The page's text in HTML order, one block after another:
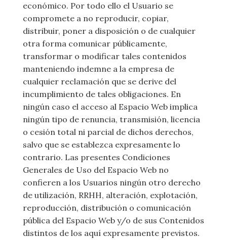
económico. Por todo ello el Usuario se
compromete a no reproducir, copiar,
distribuir, poner a disposición o de cualquier
otra forma comunicar públicamente,
transformar o modificar tales contenidos
manteniendo indemne a la empresa de
cualquier reclamación que se derive del
incumplimiento de tales obligaciones. En
ningún caso el acceso al Espacio Web implica
ningún tipo de renuncia, transmisión, licencia
o cesión total ni parcial de dichos derechos,
salvo que se establezca expresamente lo
contrario. Las presentes Condiciones
Generales de Uso del Espacio Web no
confieren a los Usuarios ningún otro derecho
de utilización, RRHH, alteración, explotación,
reproducción, distribución o comunicación
pública del Espacio Web y/o de sus Contenidos
distintos de los aquí expresamente previstos.